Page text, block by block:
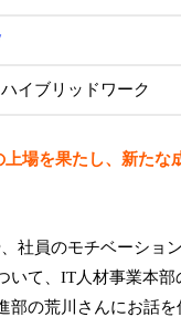
イブリッドワーク
場を果たし、新たな
社員のモチベーショ
て、IT人材事業本
の荒川さんにお話を